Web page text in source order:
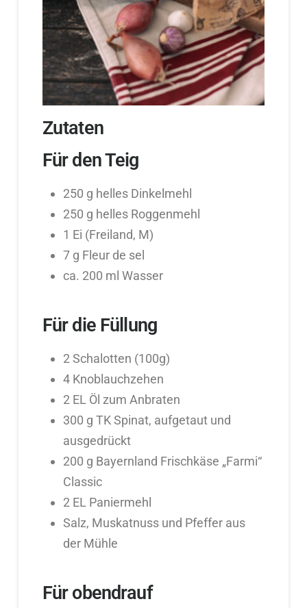
Zutaten
Für den Teig
250 g helles Dinkelmehl
250 g helles Roggenmehl
1 Ei (Freiland, M)
7 g Fleur de sel
ca. 200 ml Wasser
Für die Füllung
2 Schalotten (100g)
4 Knoblauchzehen
2 EL Öl zum Anbraten
300 g TK Spinat, aufgetaut und
ausgedrückt
200 g Bayernland Frischkäse „Farmi“
Classic
2 EL Paniermehl
Salz, Muskatnuss und Pfeffer aus
der Mühle
Für obendrauf